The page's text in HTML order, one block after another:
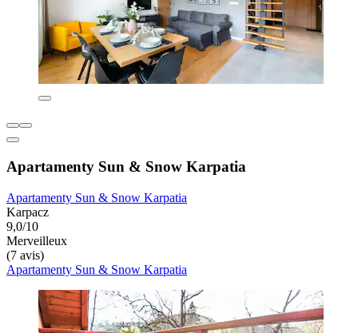
Apartamenty Sun & Snow Karpatia
Apartamenty Sun & Snow Karpatia
Karpacz
9,0/10
Merveilleux
(7 avis)
Apartamenty Sun & Snow Karpatia